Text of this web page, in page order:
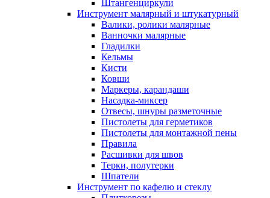
Штангенциркули
Инструмент малярный и штукатурный
Валики, ролики малярные
Ванночки малярные
Гладилки
Кельмы
Кисти
Ковши
Маркеры, карандаши
Насадка-миксер
Отвесы, шнуры разметочные
Пистолеты для герметиков
Пистолеты для монтажной пены
Правила
Расшивки для швов
Терки, полутерки
Шпатели
Инструмент по кафелю и стеклу